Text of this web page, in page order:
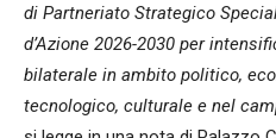
di Partneriato Strategico
d’Azione 2026-2030 per
bilaterale in ambito politico,
tecnologico, culturale e nel